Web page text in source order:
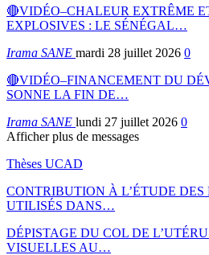
🔴VIDÉO–CHALEUR EXTRÊME
EXPLOSIVES : LE SÉNÉGAL…
Irama SANE mardi 28 juillet 2026 0
🔴VIDÉO–FINANCEMENT DU
SONNE LA FIN DE…
Irama SANE lundi 27 juillet 2026 0
Afficher plus de messages
Thèses UCAD
CONTRIBUTION À L’ÉTUDE
UTILISÉS DANS…
DÉPISTAGE DU COL DE
VISUELLES AU…